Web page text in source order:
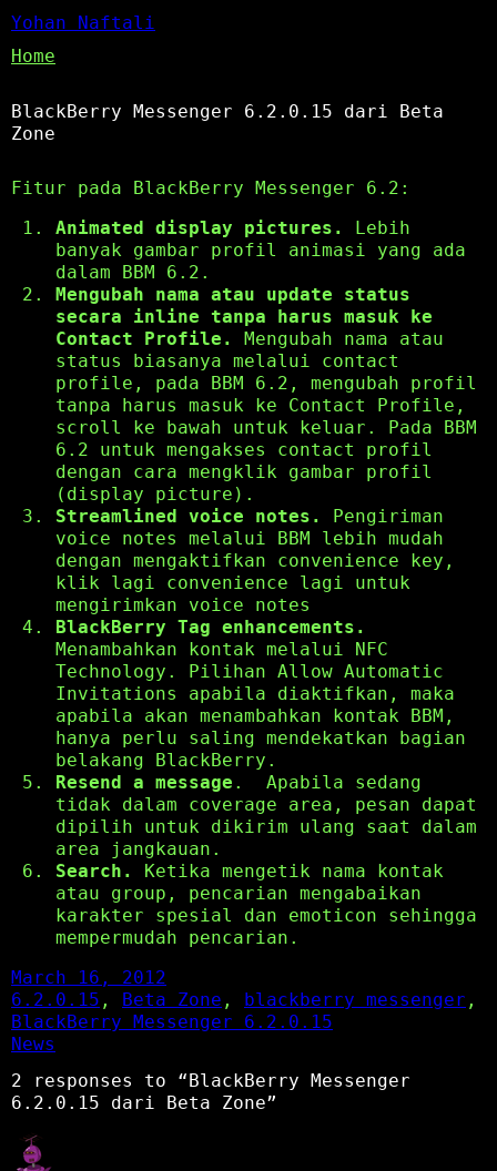
Yohan Naftali
Home
BlackBerry Messenger 6.2.0.15 dari Beta
Zone
Fitur pada BlackBerry Messenger 6.2:
Animated display pictures. Lebih
banyak gambar profil animasi yang ada
dalam BBM 6.2.
Mengubah nama atau update status
secara inline tanpa harus masuk ke
Contact Profile. Mengubah nama atau
status biasanya melalui contact
profile, pada BBM 6.2, mengubah profil
tanpa harus masuk ke Contact Profile,
scroll ke bawah untuk keluar. Pada BBM
6.2 untuk mengakses contact profil
dengan cara mengklik gambar profil
(display picture).
Streamlined voice notes. Pengiriman
voice notes melalui BBM lebih mudah
dengan mengaktifkan convenience key,
klik lagi convenience lagi untuk
mengirimkan voice notes
BlackBerry Tag enhancements.
Menambahkan kontak melalui NFC
Technology. Pilihan Allow Automatic
Invitations apabila diaktifkan, maka
apabila akan menambahkan kontak BBM,
hanya perlu saling mendekatkan bagian
belakang BlackBerry.
Resend a message . Apabila sedang
tidak dalam coverage area, pesan dapat
dipilih untuk dikirim ulang saat dalam
area jangkauan.
Search. Ketika mengetik nama kontak
atau group, pencarian mengabaikan
karakter spesial dan emoticon sehingga
mempermudah pencarian.
March 16, 2012
6.2.0.15 , Beta Zone , blackberry messenger
BlackBerry Messenger 6.2.0.15
News
2 responses to “BlackBerry Messenger
6.2.0.15 dari Beta Zone”